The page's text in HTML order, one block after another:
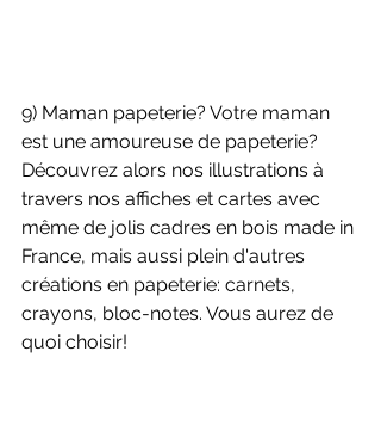
9) Maman papeterie? Votre maman
est une amoureuse de papeterie?
Découvrez alors nos illustrations à
travers nos affiches et cartes avec
même de jolis cadres en bois made in
France, mais aussi plein d'autres
créations en papeterie: carnets,
crayons, bloc-notes. Vous aurez de
quoi choisir!